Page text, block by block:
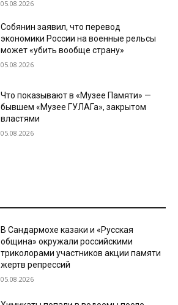
05.08.2026
Собянин заявил, что перевод
экономики России на военные рельсы
может «убить вообще страну»
05.08.2026
Что показывают в «Музее Памяти» —
бывшем «Музее ГУЛАГа», закрытом
властями
05.08.2026
В Сандармохе казаки и «Русская
община» окружали российскими
триколорами участников акции памяти
жертв репрессий
05.08.2026